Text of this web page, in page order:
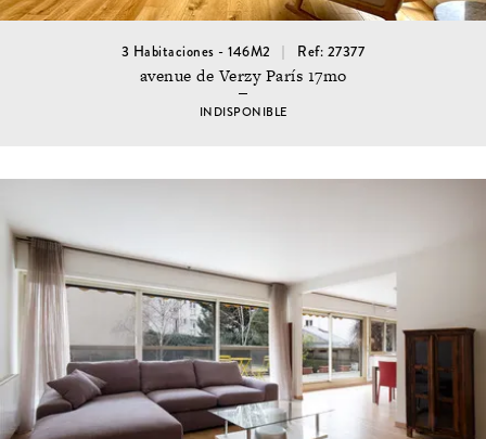
3 Habitaciones - 146M2 Ref: 27377
avenue de Verzy París 17mo
INDISPONIBLE